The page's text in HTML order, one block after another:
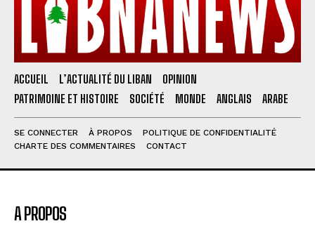
ACCUEIL L’ACTUALITÉ DU LIBAN
OPINION
PATRIMOINE ET HISTOIRE
SOCIÉTÉ MONDE ANGLAIS ARABE
SE CONNECTER À PROPOS
POLITIQUE DE CONFIDENTIALITÉ
CHARTE DES COMMENTAIRES
CONTACT
A PROPOS